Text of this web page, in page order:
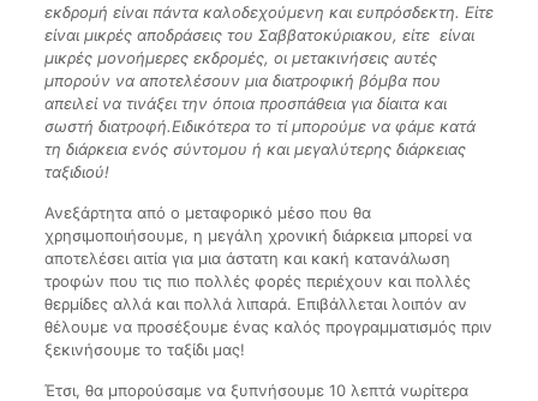
εκδρομή είναι πάντα καλοδεχούμενη και ευπρόσδεκτη. Είτε
είναι μικρές αποδράσεις του Σαββατοκύριακου, είτε είναι
μικρές μονοήμερες εκδρομές, οι μετακινήσεις αυτές
μπορούν να αποτελέσουν μια διατροφική βόμβα που
απειλεί να τινάξει την όποια προσπάθεια για δίαιτα και
σωστή διατροφή.Ειδικότερα το τί μπορούμε να φάμε κατά
τη διάρκεια ενός σύντομου ή και μεγαλύτερης διάρκειας
ταξιδιού!
Ανεξάρτητα από ο μεταφορικό μέσο που θα
χρησιμοποιήσουμε, η μεγάλη χρονική διάρκεια μπορεί να
αποτελέσει αιτία για μια άστατη και κακή κατανάλωση
τροφών που τις πιο πολλές φορές περιέχουν και πολλές
θερμίδες αλλά και πολλά λιπαρά. Επιβάλλεται λοιπόν αν
θέλουμε να προσέξουμε ένας καλός προγραμματισμός πριν
ξεκινήσουμε το ταξίδι μας!
Έτσι, θα μπορούσαμε να ξυπνήσουμε 10 λεπτά νωρίτερα